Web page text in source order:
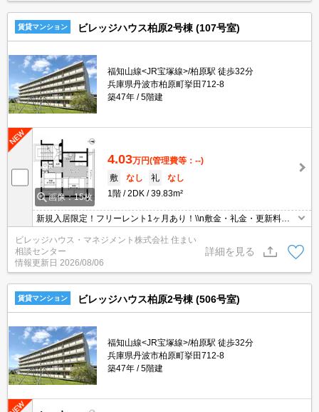
賃貸マンション ビレッジハウス柏原2号棟 (107号室)
福知山線<JR宝塚線>/柏原駅 徒歩32分
兵庫県丹波市柏原町挙田712-8
築47年
5階建
画像：15枚
4.03万円(管理費等：--)
敷
なし 礼
なし
1階
2DK 39.83m²
新規入居限定！フリーレント1ヶ月あり！\\n敷金・礼金・更新料・
鍵交換代0円！\\n※契約内容や審査の結果、敷金をお預かりする場
合がございます。
ビレッジハウス・マネジメント株式会社 住まい
相談センター
情報更新日 2026/08/06
詳細を見る
賃貸マンション ビレッジハウス柏原2号棟 (506号室)
福知山線<JR宝塚線>/柏原駅 徒歩32分
兵庫県丹波市柏原町挙田712-8
築47年
5階建